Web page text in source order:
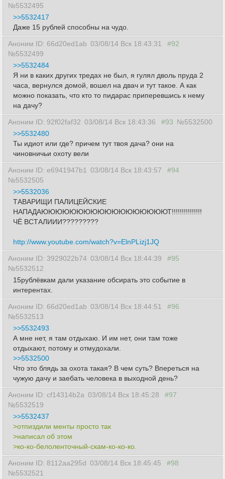
№5532495
>>5532417
Даже 15 рублей способны на чудо.
Аноним ID: 66d20ed1ab 03/08/14 Вск 18:43:31
#92
№5532499
>>5532484
Я ни в каких других тредах не был, я гулял дволь пруда 2
часа, вернулся домой, вошел на двач и тут такое. А как
можно показать, что кто то пидарас приперевшись к нему
на дачу?
Аноним ID: 92f02faf32 03/08/14 Вск 18:43:36 #93 №5532500
>>5532480
Ты идиот или где? причем тут твоя дача? они на
чиновничьи охоту вели
Аноним ID: e6941947b1 03/08/14 Вск 18:43:57
#94
№5532505
>>5532036
ТАВАРИЩИ ПАЛИЦЕЙСКИЕ
НАПАДАЮЮЮЮЮЮЮЮЮЮЮЮЮЮЮЮЮЮТ!!!!!!!!!!!!!!!
ЧЁ ВСТАЛИИИ?????????
http://www.youtube.com/watch?v=ElnPLizj1JQ
Аноним ID: 3929022b74 03/08/14 Вск 18:44:39
#95
№5532512
15рублёвкам дали указание обсирать это событие в
интерентах.
Аноним ID: 66d20ed1ab 03/08/14 Вск 18:44:51
#96
№5532513
>>5532493
А мне нет, я там отдыхаю. И им нет, они там тоже
отдыхают, потому и отмудохали.
>>5532500
Что это блядь за охота такая? В чем суть? Впереться на
чужую дачу и заебать человека в выходной день?
Аноним ID: cf14314b2a 03/08/14 Вск 18:45:28
#97
№5532519
>>5532437
>отпиздили менты просто так
>написал об этом
>ко-ко-белоленточный-скам-ко-ко-ко.
Аноним ID: 8112aa295d 03/08/14 Вск 18:45:45
#98
№5532521